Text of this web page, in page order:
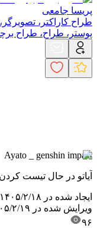
پریسا جامعی
طراح کاراکتر،
پوستر، طراح، طراح
Ayato _ genshin impact
آیاتو در حال تیست
ایجاد شده در ۱۴۰۵/۲/۱۸ - ۱۷:۰۵
ویرایش شده در ۱۴۰۵/۲/۱۹ -
۹۶